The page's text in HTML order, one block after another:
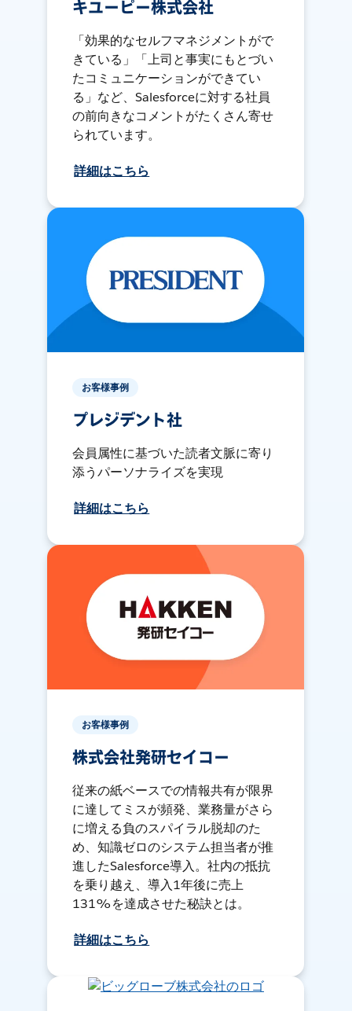
キユーピー株式会社
「効果的なセルフマネジメントがで
きている」「上司と事実にもとづい
たコミュニケーションができてい
る」など、Salesforceに対する社員
の前向きなコメントがたくさん寄せ
られています。
詳細はこちら
お客様事例
プレジデント社
会員属性に基づいた読者文脈に寄り
添うパーソナライズを実現
詳細はこちら
お客様事例
株式会社発研セイコー
従来の紙ベースでの情報共有が限界
に達してミスが頻発、業務量がさら
に増える負のスパイラル脱却のた
め、知識ゼロのシステム担当者が推
進したSalesforce導入。社内の抵抗
を乗り越え、導入1年後に売上
131%を達成させた秘訣とは。
詳細はこちら